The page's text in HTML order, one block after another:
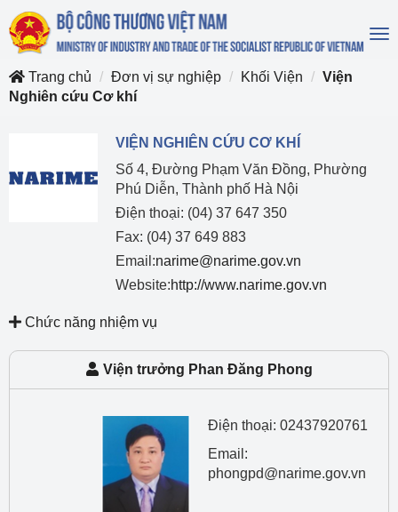
Trang chủ
Đơn vị sự nghiệp Khối Viện
Viện
Nghiên cứu Cơ khí
VIỆN NGHIÊN CỨU CƠ KHÍ
Số 4, Đường Phạm Văn Đồng, Phường
Phú Diễn, Thành phố Hà Nội
Điện thoại: (04) 37 647 350
Fax: (04) 37 649 883
Email:narime@narime.gov.vn
Website:http://www.narime.gov.vn
Chức năng nhiệm vụ
Viện trưởng Phan Đăng Phong
Điện thoại: 02437920761
Email:
phongpd@narime.gov.vn